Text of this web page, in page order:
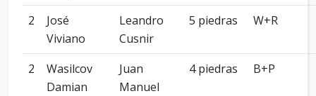
2
José
Viviano
Leandro
Cusnir
5 piedras W+R
2
Wasilcov
Damian
Juan
Manuel
4 piedras B+P